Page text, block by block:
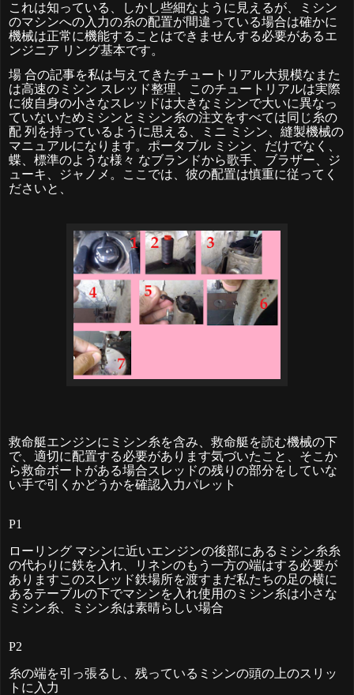
これは知っている、しかし些細なように見えるが、ミシン
のマシンへの入力の糸の配置が間違っている場合は確かに
機械は正常に機能することはできませんする必要があるエ
ンジニア リング基本です。
場 合の記事を私は与えてきたチュートリアル大規模なまた
は高速のミシン スレッド整理、このチュートリアルは実際
に彼自身の小さなスレッドは大きなミシンで大いに異なっ
ていないためミシンとミシン糸の注文をすべては同じ糸の
配 列を持っているように思える、ミニ ミシン、縫製機械の
マニュアルになります。ポータブル ミシン、だけでなく、
蝶、標準のような様 々 なブランドから歌手、ブラザー、ジ
ューキ、ジャノメ。ここでは、彼の配置は慎重に従ってく
ださいと
救命艇エンジンにミシン糸を含み、救命艇を読む機械の下
で、適切に配置する必要があります気づいたこと、そこか
ら救命ボートがある場合スレッドの残りの部分をしていな
い手で引くかどうかを確認入力パレット
P1
ローリング マシンに近いエンジンの後部にあるミシン糸糸
の代わりに鉄を入れ、リネンのもう一方の端はする必要が
ありますこのスレッド鉄場所を渡すまだ私たちの足の横に
あるテーブルの下でマシンを入れ使用のミシン糸は小さな
ミシン糸、ミシン糸は素晴らしい場合
P2
糸の端を引っ張るし、残っているミシンの頭の上のスリッ
トに入 力